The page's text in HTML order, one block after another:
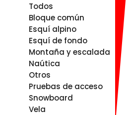
Todos
Bloque común
Esquí alpino
Esquí de fondo
Montaña y escalada
Naútica
Otros
Pruebas de acceso
Snowboard
Vela